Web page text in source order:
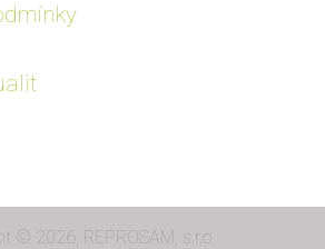
© 2026, REPROSAM, s.r.o.